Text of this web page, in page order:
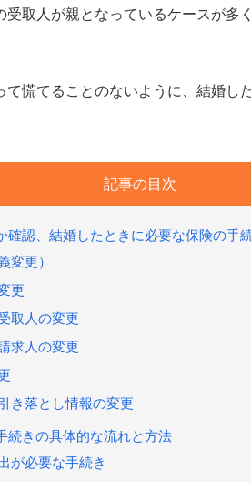
取人が親となっているケースが
慌てることのないように、結婚し
記事の目次
確認、結婚したときに必要な保険の手
変更）
更
取人の変更
求人の変更
き落とし情報の変更
続きの具体的な流れと方法
が必要な手続き